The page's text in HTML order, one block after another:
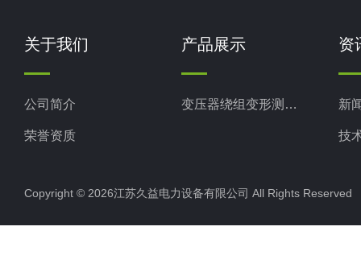
关于我们
公司简介
荣誉资质
产品展示
变压器绕组变形测试仪
资
新
技
Copyright © 2026江苏久益电力设备有限公司 All Rights